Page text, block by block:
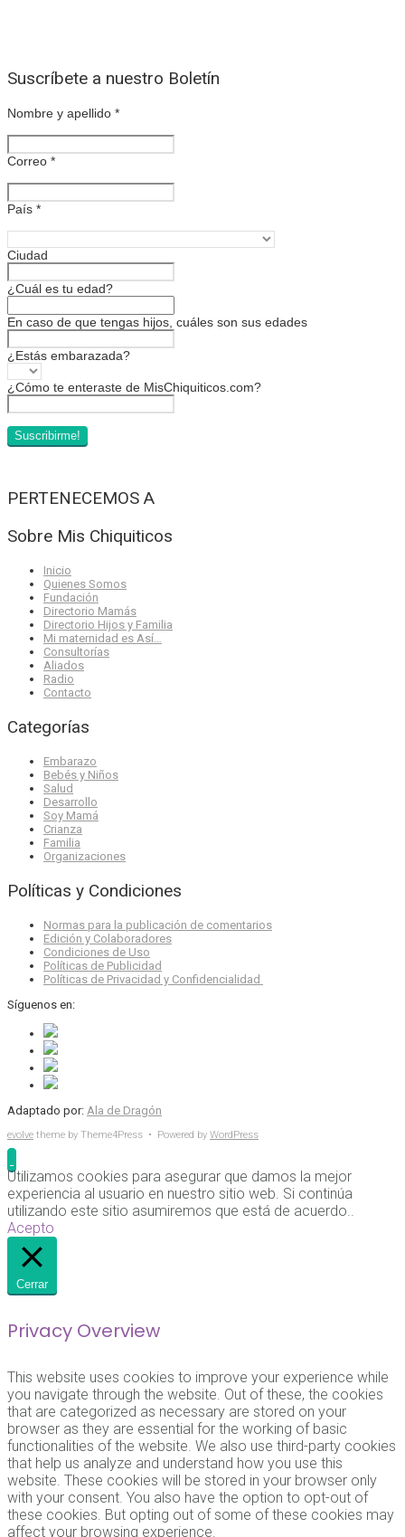
Suscríbete a nuestro Boletín
Nombre y apellido *
Correo *
País *
Ciudad
¿Cuál es tu edad?
En caso de que tengas hijos, cuáles son sus edades
¿Estás embarazada?
¿Cómo te enteraste de MisChiquiticos.com?
PERTENECEMOS A
Sobre Mis Chiquiticos
Inicio
Quienes Somos
Fundación
Directorio Mamás
Directorio Hijos y Familia
Mi maternidad es Así…
Consultorías
Aliados
Radio
Contacto
Categorías
Embarazo
Bebés y Niños
Salud
Desarrollo
Soy Mamá
Crianza
Familia
Organizaciones
Políticas y Condiciones
Normas para la publicación de comentarios
Edición y Colaboradores
Condiciones de Uso
Políticas de Publicidad
Políticas de Privacidad y Confidencialidad
Síguenos en:
Adaptado por: Ala de Dragón
evolve theme by Theme4Press • Powered by WordPress
Utilizamos cookies para asegurar que damos la mejor
experiencia al usuario en nuestro sitio web. Si continúa
utilizando este sitio asumiremos que está de acuerdo..
Acepto
Cerrar
Privacy Overview
This website uses cookies to improve your experience while
you navigate through the website. Out of these, the cookies
that are categorized as necessary are stored on your
browser as they are essential for the working of basic
functionalities of the website. We also use third-party cookies
that help us analyze and understand how you use this
website. These cookies will be stored in your browser only
with your consent. You also have the option to opt-out of
these cookies. But opting out of some of these cookies may
affect your browsing experience.